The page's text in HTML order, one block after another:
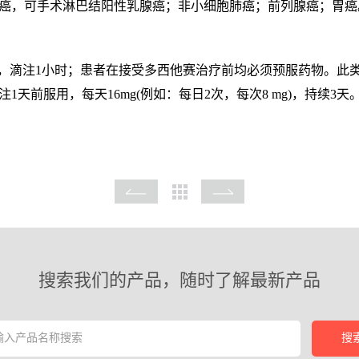
，可手术淋巴结阳性乳腺癌；非小细胞肺癌；前列腺癌；胃
滴注1小时；患者在接受多西他赛治疗前均必须预服药物。此
1天前服用，每天16mg(例如：每日2次，每次8 mg)，持续3天
搜索我们的产品，随时了解最新产品
搜